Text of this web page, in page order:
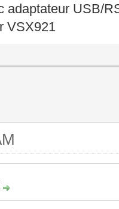
adaptateur USB/
VSX921